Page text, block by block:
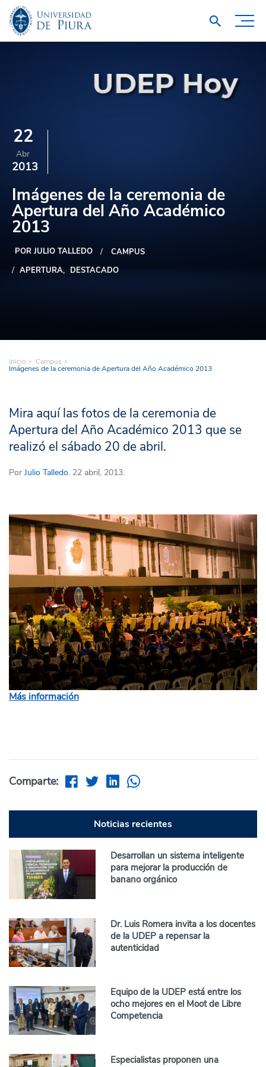
22
Abr
2013
Imágenes de la ceremonia de
Apertura del Año Académico
2013
POR JULIO TALLEDO
CAMPUS
APERTURA
DESTACADO
Inicio Campus
Imágenes de la ceremonia de Apertura del Año Académico 2013
Mira aquí las fotos de la ceremonia de
Apertura del Año Académico 2013 que se
realizó el sábado 20 de abril.
Por Julio Talledo. 22 abril, 2013.
Más información
Comparte:
Noticias recientes
Desarrollan un sistema inteligente
para mejorar la producción de
banano orgánico
Dr. Luis Romera invita a los docentes
de la UDEP a repensar la
autenticidad
Equipo de la UDEP está entre los
ocho mejores en el Moot de Libre
Competencia
Especialistas proponen una